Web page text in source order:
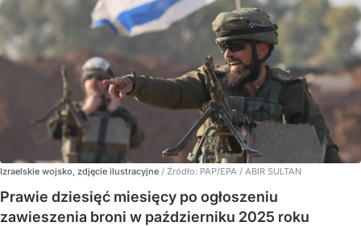
Izraelskie wojsko, zdjęcie ilustracyjne / Źródło: PAP/EPA / ABIR SULTAN
Prawie dziesięć miesięcy po ogłoszeniu
zawieszenia broni w październiku 2025 roku